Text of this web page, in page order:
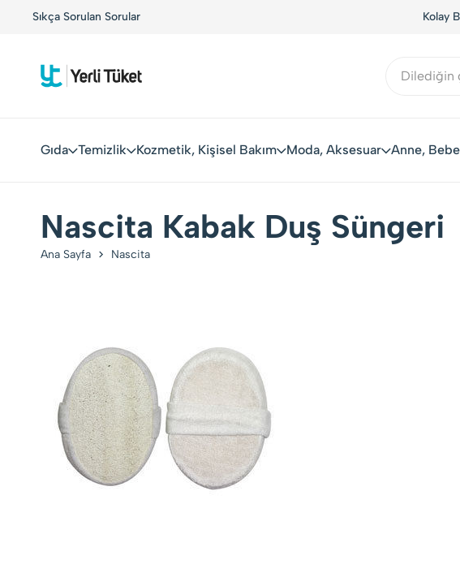
Sıkça Sorulan SorularYerli Tüketiciler, Yerli Markalarla Buluşuyor! Kolay
Gıda Temizlik Kozmetik, Kişisel Bakım Moda, Aksesuar Anne,
Nascita Kabak Duş Süngeri
Ana Sayfa Nascita